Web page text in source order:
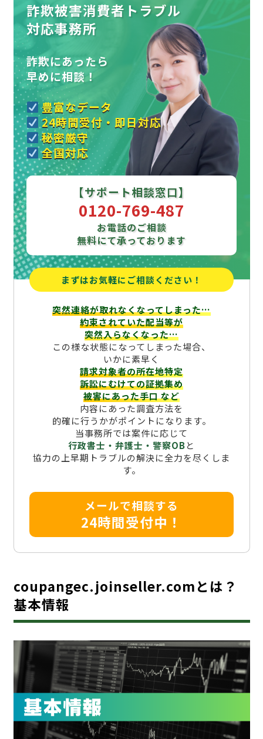
詐欺被害消費者トラブル
対応事務所
詐欺にあったら
早めに相談！
豊富なデータ
24時間受付・即日対応
秘密厳守
全国対応
【サポート相談窓口】
0120-769-487
お電話のご相談
無料にて承っております
まずはお気軽にご相談ください！
突然連絡が取れなくなってしまった…
約束されていた配当等が
突然入らなくなった…
この様な状態になってしまった場合、
いかに素早く
請求対象者の所在地特定
訴訟にむけての証拠集め
被害にあった手口など
内容にあった調査方法を
的確に行うかがポイントになります。
当事務所では案件に応じて
行政書士・弁護士・警察OBと
協力の上早期トラブルの解決に全力を尽くしま
す。
メールで相談する
24時間受付中！
coupangec.joinseller.comとは？
基本情報